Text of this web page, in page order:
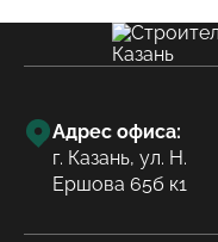
Адрес офиса:
г. Казань, ул. Н.
Ершова 65б к1